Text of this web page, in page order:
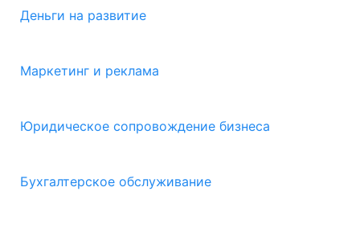
Деньги на развитие
Маркетинг и реклама
Юридическое сопровождение бизнеса
Бухгалтерское обслуживание